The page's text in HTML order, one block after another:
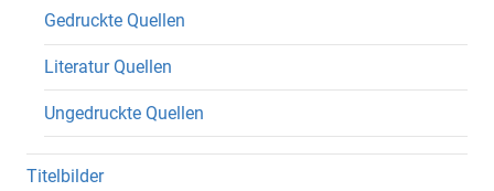
Gedruckte Quellen
Literatur Quellen
Ungedruckte Quellen
Titelbilder